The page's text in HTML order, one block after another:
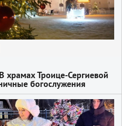
храмах Троице-Сергиевой
богослужения